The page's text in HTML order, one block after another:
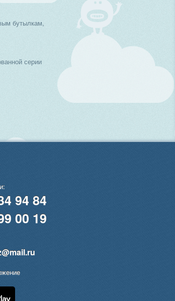
бутылкам,
серии
94 84
00 19